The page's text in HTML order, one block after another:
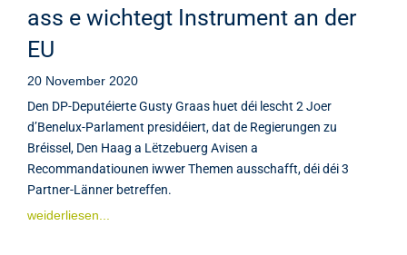
ass e wichtegt Instrument an der
EU
20 November 2020
Den DP-Deputéierte Gusty Graas huet déi lescht 2 Joer
d’Benelux-Parlament presidéiert, dat de Regierungen zu
Bréissel, Den Haag a Lëtzebuerg Avisen a
Recommandatiounen iwwer Themen ausschafft, déi déi 3
Partner-Länner betreffen.
weiderliesen...